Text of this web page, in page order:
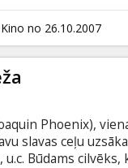
noziedznieki,
tiešos
par nežēlīgu
Kino no 26.10.2007
Phoenix),
slavas ceļu
u.c. Būdams